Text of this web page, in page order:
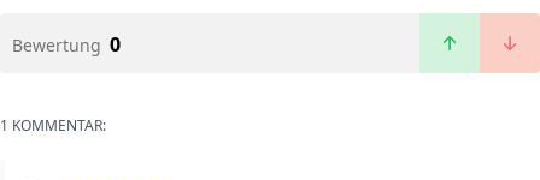
Bewertung 0
1 KOMMENTAR: